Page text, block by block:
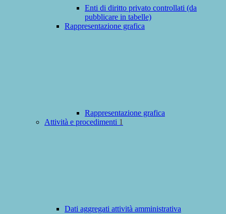
Enti di diritto privato controllati (da
pubblicare in tabelle)
Rappresentazione grafica
Rappresentazione grafica
Attività e procedimenti 1
Dati aggregati attività amministrativa